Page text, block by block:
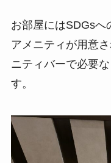
お部屋にはSDGsへ
アメニティが用意
ニティバーで必要
す。